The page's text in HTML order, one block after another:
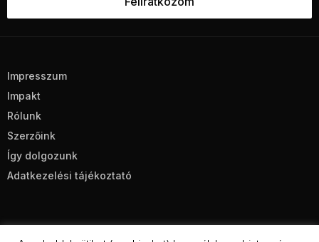
Impresszum
Impakt
Rólunk
Szerzőink
Így dolgozunk
Adatkezelési tájékoztató